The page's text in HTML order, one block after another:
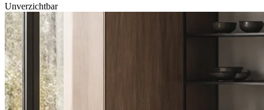
Unverzichtbar